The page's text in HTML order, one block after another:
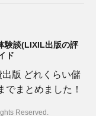
験談(LIXIL出版の評
ド
版 どれくらい儲
まとめました！
Reserved.